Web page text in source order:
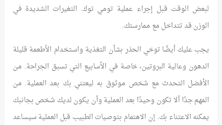
لبعض الوقت قبل إجراء عملية تومي توك. التغيرات الشديدة في
الوزن قد تتداخل مع ممارستك.
يجب عليك أيضًا توخي الحذر بشأن التغذية واستخدام الأطعمة قليلة
الدهون وعالية البروتين، خاصة في الأسابيع التي تسبق الجراحة. من
الأفضل التحدث مع شخص موثوق به ليعتني بك بعد العملية. من
المهم جدًا ألا تكون وحيدًا بعد العملية وأن يكون لديك شخص بجانبك
يمكنه الاعتناء بك. إن الاهتمام بتوصيات الطبيب قبل العملية سيساعد